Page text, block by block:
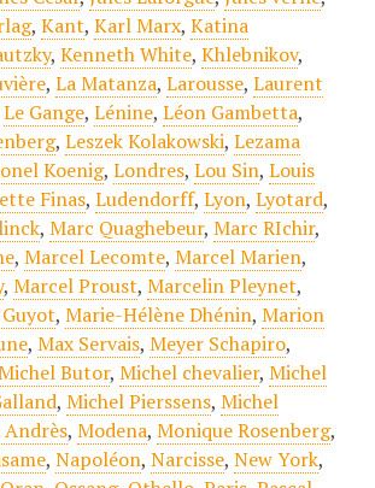
, Kant, Karl Marx, Katina
, Kenneth White, Khlebnikov,
, La Matanza, Larousse, Laurent
Le Gange, Lénine, Léon Gambetta,
, Leszek Kolakowski, Lezama
Koenig, Londres, Lou Sin, Louis
Finas, Ludendorff, Lyon, Lyotard,
, Marc Quaghebeur, Marc RIchir,
, Marcel Lecomte, Marcel Marien,
, Marcel Proust, Marcelin Pleynet,
, Marie-Hélène Dhénin, Marion
, Max Servais, Meyer Schapiro,
Butor, Michel chevalier, Michel
, Michel Pierssens, Michel
, Modena, Monique Rosenberg,
, Napoléon, Narcisse, New York,